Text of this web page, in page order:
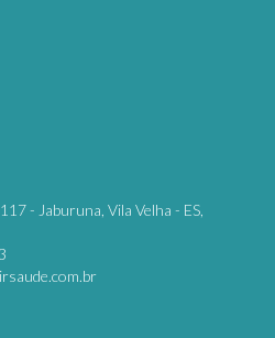
- Jaburuna, Vila Velha - ES,